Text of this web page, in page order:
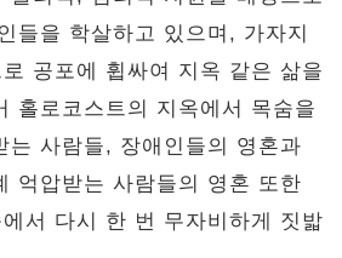
들을 학살하고 있으며, 가자지
공포에 휩싸여 지옥 같은 삶을
홀로코스트의 지옥에서 목숨을
는 사람들, 장애인들의 영혼과
억압받는 사람들의 영혼 또한
서 다시 한 번 무자비하게 짓밟